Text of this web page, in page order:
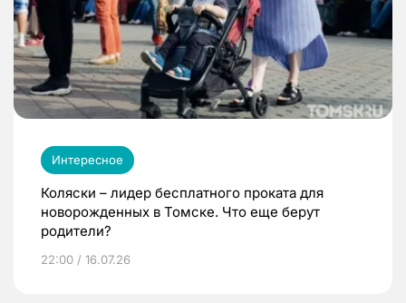
Интересное
Коляски – лидер бесплатного проката для
новорожденных в Томске. Что еще берут
родители?
22:00 / 16.07.26